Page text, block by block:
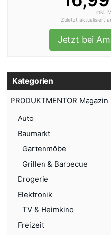
inkl.
Zuletzt aktualisiert
Jetzt bei
Kategorien
PRODUKTMENTOR Magazin
Auto
Baumarkt
Gartenmöbel
Grillen & Barbecue
Drogerie
Elektronik
TV & Heimkino
Freizeit